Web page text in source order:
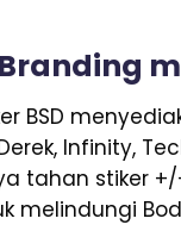
BSD
Infinity,
tahan stiker
melindungi